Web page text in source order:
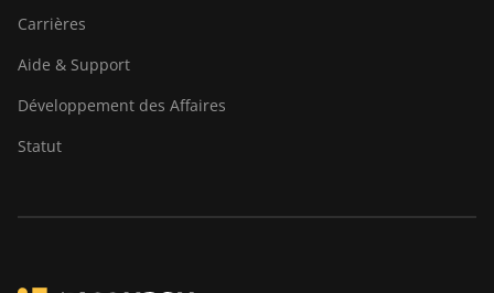
Carrières
Aide & Support
Développement des Affaires
Statut